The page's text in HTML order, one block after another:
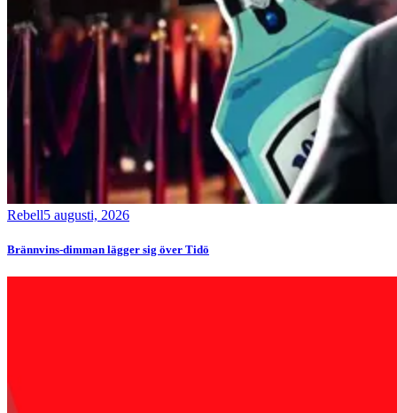
Rebell5 augusti, 2026
Brännvins-dimman lägger sig över Tidö